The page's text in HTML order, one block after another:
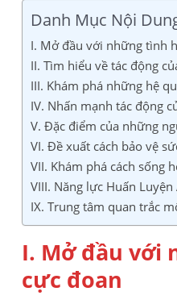
Danh Mục Nội
I. Mở đầu với những tình
II. Tìm hiểu về tác động
III. Khám phá những hệ
IV. Nhấn mạnh tác động
V. Đặc điểm của những
VI. Đề xuất cách bảo vệ
VII. Khám phá cách sống
VIII. Năng lực Huấn
IX. Trung tâm quan trắc
I. Mở đầu với
cực đoan